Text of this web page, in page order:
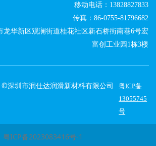
移动电话：13828827833
传真：86-0755-81796682
龙华新区观澜街道桂花社区新石桥街南巷6号宏
富创工业园1栋3楼
©深圳市润仕达润滑新材料有限公司
粤ICP备
13055745
号
粤ICP备2023083416号-1